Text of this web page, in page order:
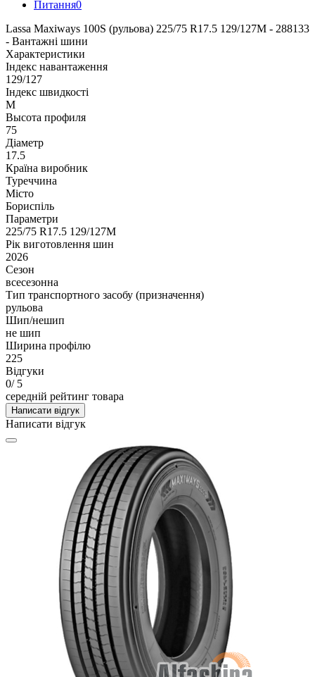
Питання0
Lassa Maxiways 100S (рульова) 225/75 R17.5 129/127M - 288133
- Вантажні шини
Характеристики
Індекс навантаження
129/127
Індекс швидкості
M
Высота профиля
75
Діаметр
17.5
Країна виробник
Туреччина
Місто
Бориспіль
Параметри
225/75 R17.5 129/127M
Рік виготовлення шин
2026
Сезон
всесезонна
Тип транспортного засобу (призначення)
рульова
Шип/нешип
не шип
Ширина профілю
225
Відгуки
0/ 5
середній рейтинг товара
Написати відгук
Написати відгук